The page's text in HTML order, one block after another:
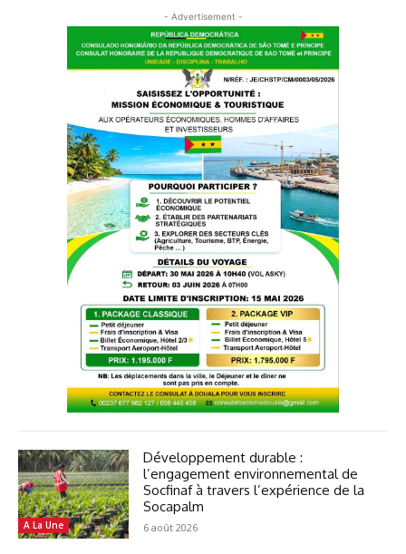
- Advertisement -
A La Une
Développement durable :
l’engagement environnemental de
Socfinaf à travers l’expérience de la
Socapalm
6 août 2026